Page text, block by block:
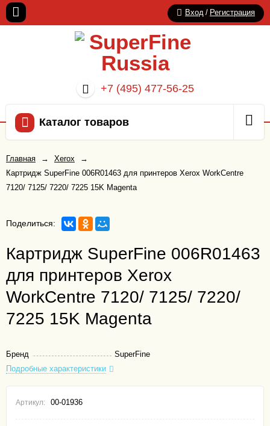
Вход / Регистрация
+7 (495) 477-56-25
Каталог товаров
Главная → Xerox
→
Картридж SuperFine 006R01463 для принтеров Xerox WorkCentre
7120/ 7125/ 7220/ 7225 15K Magenta
Поделиться:
Картридж SuperFine 006R01463
для принтеров Xerox
WorkCentre 7120/ 7125/ 7220/
7225 15K Magenta
Бренд
SuperFine
Подробные характеристики
Артикул: 00-01936